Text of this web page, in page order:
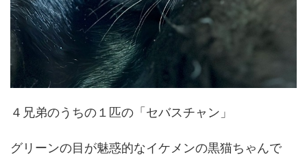
４兄弟のうちの１匹の「セバスチャン」
グリーンの目が魅惑的なイケメンの黒猫ちゃんで